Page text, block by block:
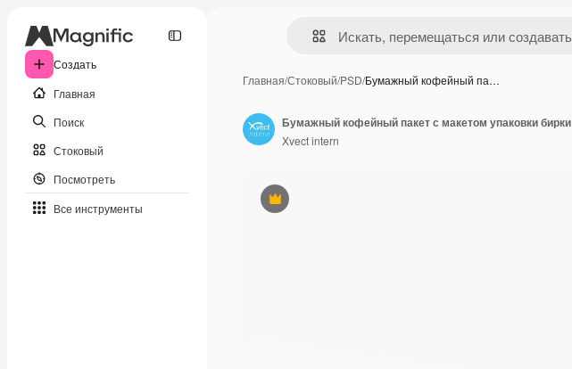
Создать
Главная
Поиск
Стоковый
Посмотреть
Все инструменты
Главная/Стоковый/PSD/Бумажный кофейный па…
Премиум
Бумажный кофейный пакет с макетом упаковки бирки
Xvect intern